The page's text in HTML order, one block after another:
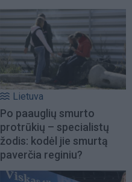
Lietuva
Po paauglių smurto
protrūkių – specialistų
žodis: kodėl jie smurtą
paverčia reginiu?